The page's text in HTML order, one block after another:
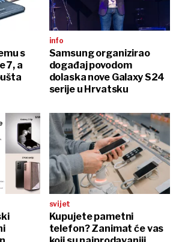
s
7, a
info
Samsung organizirao
događaj povodom
dolaska nove Galaxy S24
serije u Hrvatsku
svijet
Kupujete pametni
telefon? Zanimat će vas